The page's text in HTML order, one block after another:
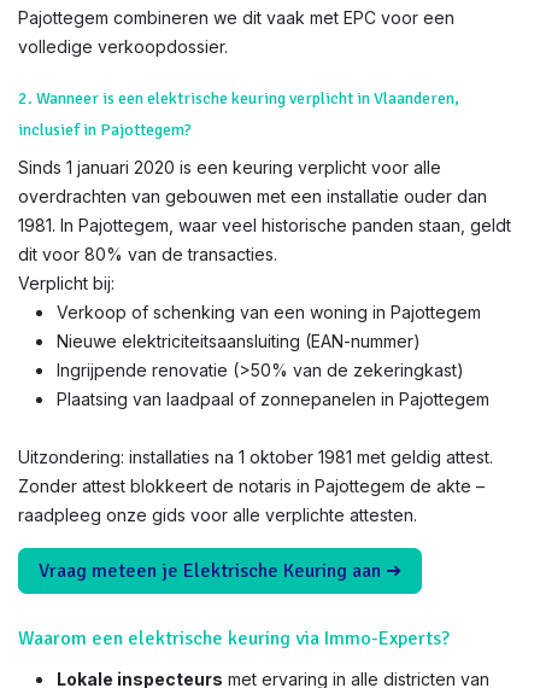
Pajottegem combineren we dit vaak met EPC voor een
volledige verkoopdossier.
2. Wanneer is een elektrische keuring verplicht in Vlaanderen,
inclusief in Pajottegem?
Sinds 1 januari 2020 is een keuring verplicht voor alle
overdrachten van gebouwen met een installatie ouder dan
1981. In Pajottegem, waar veel historische panden staan, geldt
dit voor 80% van de transacties.
Verplicht bij:
Verkoop of schenking van een woning in Pajottegem
Nieuwe elektriciteitsaansluiting (EAN-nummer)
Ingrijpende renovatie (>50% van de zekeringkast)
Plaatsing van laadpaal of zonnepanelen in Pajottegem
Uitzondering: installaties na 1 oktober 1981 met geldig attest.
Zonder attest blokkeert de notaris in Pajottegem de akte –
raadpleeg onze gids voor alle verplichte attesten.
Vraag meteen je Elektrische Keuring aan ➜
Waarom een elektrische keuring via Immo-Experts?
Lokale inspecteurs met ervaring in alle districten van